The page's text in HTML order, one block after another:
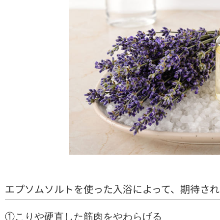
エプソムソルトを使った入浴によって、期待さ
①こりや硬直した筋肉をやわらげる